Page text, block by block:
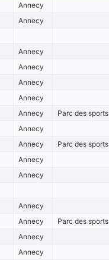
Annecy
Annecy
Annecy
Annecy
Annecy
Annecy
Annecy
Parc des sports
Annecy
Annecy
Parc des sports
Annecy
Annecy
Annecy
Annecy
Parc des sports
Annecy
Annecy